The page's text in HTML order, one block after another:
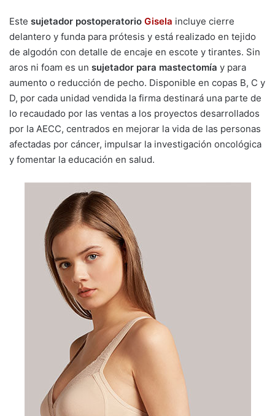
Este sujetador postoperatorio Gisela incluye cierre
delantero y funda para prótesis y está realizado en tejido
de algodón con detalle de encaje en escote y tirantes. Sin
aros ni foam es un sujetador para mastectomía y para
aumento o reducción de pecho. Disponible en copas B, C y
D, por cada unidad vendida la firma destinará una parte de
lo recaudado por las ventas a los proyectos desarrollados
por la AECC, centrados en mejorar la vida de las personas
afectadas por cáncer, impulsar la investigación oncológica
y fomentar la educación en salud.